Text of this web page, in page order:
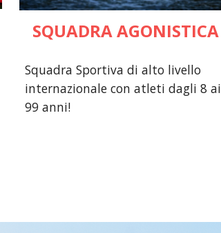
SQUADRA AGONISTICA
Squadra Sportiva di alto livello
internazionale con atleti dagli 8 ai
99 anni!